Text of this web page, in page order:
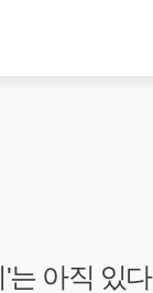
는 아직 있다